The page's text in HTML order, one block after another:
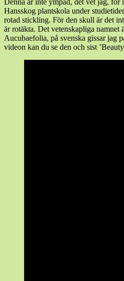
Denna är inte ympad, det vet jag, för
Hansskog plantskola under
rotad stickling. För den skull är det
är rotäkta. Det vetenskapliga namnet
Aucubaefolia, på svenska gissar jag
videon kan du se den och sist